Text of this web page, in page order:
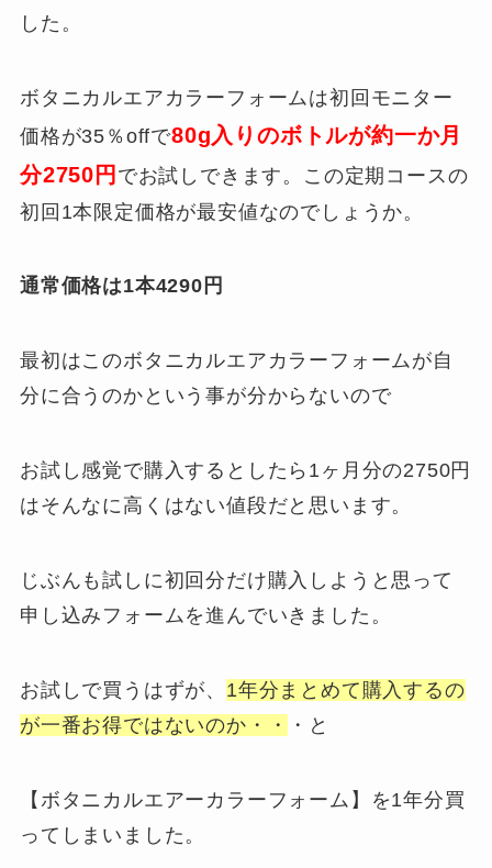
した。
ボタニカルエアカラーフォームは初回モニター
価格が35％offで80g入りのボトルが約一か月
分2750円 でお試しできます。この定期コースの
初回1本限定価格が最安値なのでしょうか。
通常価格は1本4290円
最初はこのボタニカルエアカラーフォームが自
分に合うのかという事が分からないので
お試し感覚で購入するとしたら1ヶ月分の2750円
はそんなに高くはない値段だと思います。
じぶんも試しに初回分だけ購入しようと思って
申し込みフォームを進んでいきました。
お試しで買うはずが、 1年分まとめて購入するの
が一番お得ではないのか・・
・と
【ボタニカルエアーカラーフォーム】を1年分買
ってしまいました。